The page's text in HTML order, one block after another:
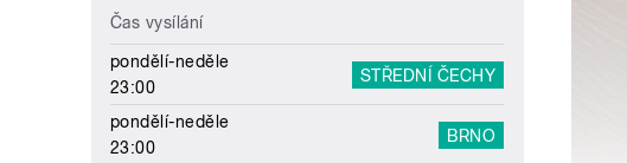
Čas vysílání
pondělí-neděle
23:00
STŘEDNÍ ČECHY
pondělí-neděle
23:00
BRNO